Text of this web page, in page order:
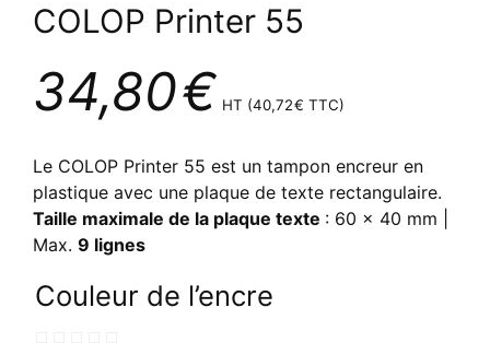
COLOP Printer 55
34,80€ HT (40,72€ TTC)
Le COLOP Printer 55 est un tampon encreur en
plastique avec une plaque de texte rectangulaire.
Taille maximale de la plaque texte : 60 x 40 mm |
Max.9 lignes
Couleur de l’encre